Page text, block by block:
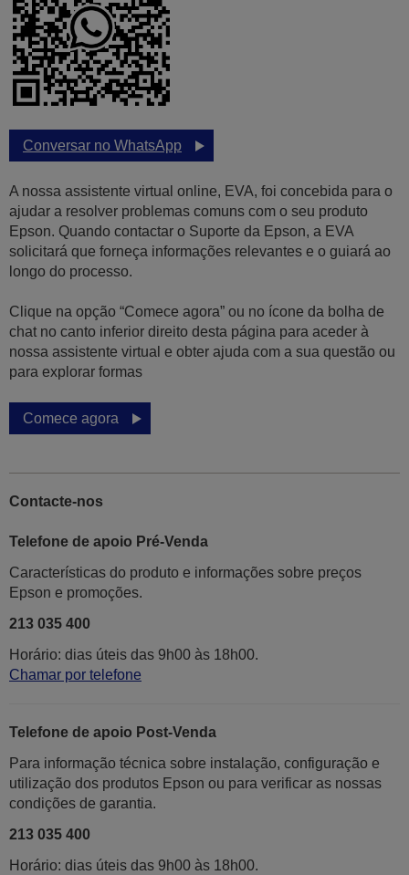
Conversar no WhatsApp
A nossa assistente virtual online, EVA, foi concebida para o
ajudar a resolver problemas comuns com o seu produto
Epson. Quando contactar o Suporte da Epson, a EVA
solicitará que forneça informações relevantes e o guiará ao
longo do processo.
Clique na opção “Comece agora” ou no ícone da bolha de
chat no canto inferior direito desta página para aceder à
nossa assistente virtual e obter ajuda com a sua questão ou
para explorar formas
Comece agora
Contacte-nos
Telefone de apoio Pré-Venda
Características do produto e informações sobre preços
Epson e promoções.
213 035 400
Horário: dias úteis das 9h00 às 18h00.
Chamar por telefone
Telefone de apoio Post-Venda
Para informação técnica sobre instalação, configuração e
utilização dos produtos Epson ou para verificar as nossas
condições de garantia.
213 035 400
Horário: dias úteis das 9h00 às 18h00.